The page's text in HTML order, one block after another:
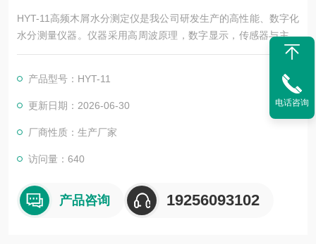
HYT-11高频木屑水分测定仪是我公司研发生产的高性能、数字化
水分测量仪器。仪器采用高周波原理，数字显示，传感器与主机
分体设计，设有多个档位用来测量水分。
产品型号：HYT-11
更新日期：2026-06-30
厂商性质：生产厂家
访问量：640
产品咨询 19256093102
电话咨询